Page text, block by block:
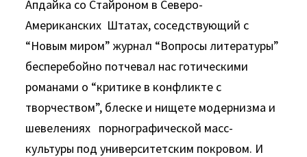
Апдайка со Стайроном в Северо-
Американских Штатах, соседствующий с
“Новым миром” журнал “Вопросы литературы”
бесперебойно потчевал нас готическими
романами о “критике в конфликте с
творчеством”, блеске и нищете модернизма и
шевелениях порнографической масс-
культуры под университетским покровом. И